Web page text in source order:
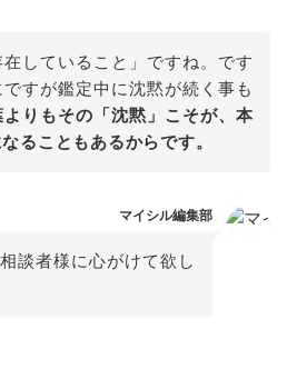
在していること」ですね。です
すが鑑定中に沈黙が続く事も
よりもその「沈黙」こそが、本
ることもあるからです。
マイシル編集部
談者様に心がけて欲し